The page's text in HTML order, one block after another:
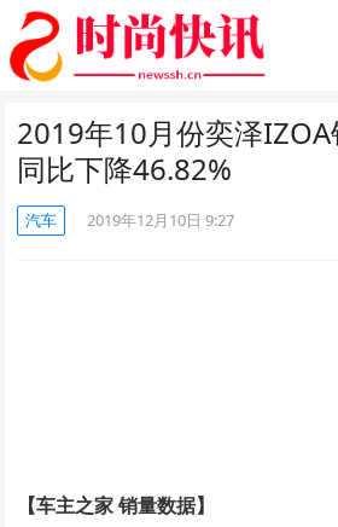
2019年10月份奕泽
同比下降46.82%
汽车 2019年12月10日 9:27
【车主之家 销量数据】